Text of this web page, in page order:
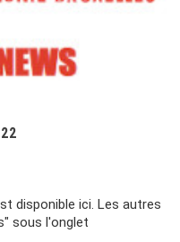
disponible ici. Les autres
sous l'onglet